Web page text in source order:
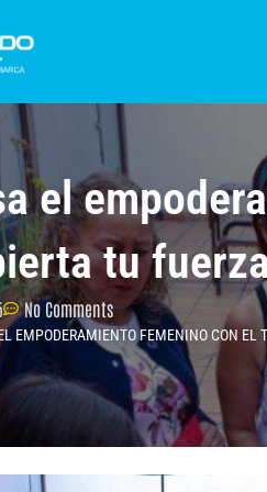
¿QUIÉNES SOMOS?
el
tu
No Comments
EMPODERAMIENTO FEMENINO CON EL